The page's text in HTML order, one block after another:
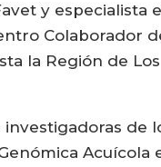
y
Colaborador
la Región de